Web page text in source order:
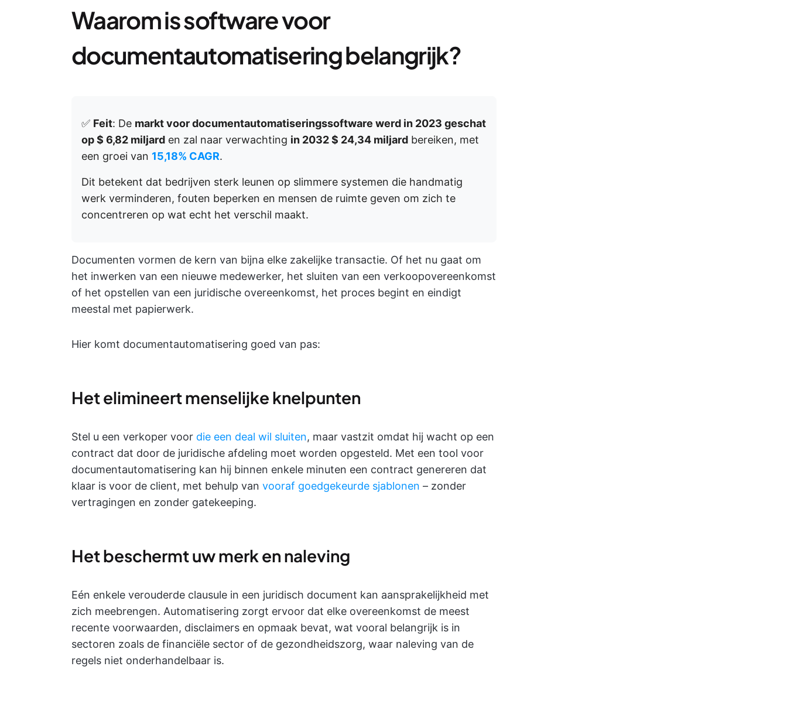
Waarom is software voor
documentautomatisering belangrijk?
✅ Feit: De markt voor documentautomatiseringssoftware werd in 2023 geschat
op $ 6,82 miljard en zal naar verwachting in 2032 $ 24,34 miljard bereiken, met
een groei van 15,18% CAGR.
Dit betekent dat bedrijven sterk leunen op slimmere systemen die handmatig
werk verminderen, fouten beperken en mensen de ruimte geven om zich te
concentreren op wat echt het verschil maakt.
Documenten vormen de kern van bijna elke zakelijke transactie. Of het nu gaat om
het inwerken van een nieuwe medewerker, het sluiten van een verkoopovereenkomst
of het opstellen van een juridische overeenkomst, het proces begint en eindigt
meestal met papierwerk.
Hier komt documentautomatisering goed van pas:
Het elimineert menselijke knelpunten
Stel u een verkoper voor die een deal wil sluiten, maar vastzit omdat hij wacht op een
contract dat door de juridische afdeling moet worden opgesteld. Met een tool voor
documentautomatisering kan hij binnen enkele minuten een contract genereren dat
klaar is voor de client, met behulp van vooraf goedgekeurde sjablonen – zonder
vertragingen en zonder gatekeeping.
Het beschermt uw merk en naleving
Eén enkele verouderde clausule in een juridisch document kan aansprakelijkheid met
zich meebrengen. Automatisering zorgt ervoor dat elke overeenkomst de meest
recente voorwaarden, disclaimers en opmaak bevat, wat vooral belangrijk is in
sectoren zoals de financiële sector of de gezondheidszorg, waar naleving van de
regels niet onderhandelbaar is.